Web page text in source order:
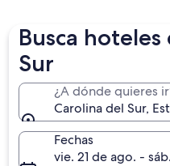
Busca
Sur
¿A dónde quieres
Carolina del Sur,
Fechas
vie. 21 de ago. -